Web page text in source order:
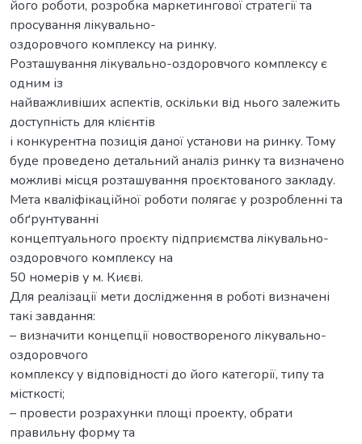
його роботи, розробка маркетингової стратегії та
просування лікувально-
оздоровчого комплексу на ринку.
Розташування лікувально-оздоровчого комплексу є
одним із
найважливіших аспектів, оскільки від нього залежить
доступність для клієнтів
і конкурентна позиція даної установи на ринку. Тому
буде проведено детальний аналіз ринку та визначено
можливі місця розташування проєктованого закладу.
Мета кваліфікаційної роботи полягає у розробленні та
обґрунтуванні
концептуального проєкту підприємства лікувально-
оздоровчого комплексу на
50 номерів у м. Києві.
Для реалізації мети дослідження в роботі визначені
такі завдання:
– визначити концепції новоствореного лікувально-
оздоровчого
комплексу у відповідності до його категорії, типу та
місткості;
– провести розрахунки площі проекту, обрати
правильну форму та